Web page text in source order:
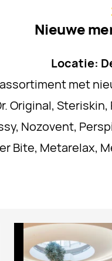
Nieuwe
Locatie:
met
Original, Steriskin,
Nozovent,
Bite, Metarelax,